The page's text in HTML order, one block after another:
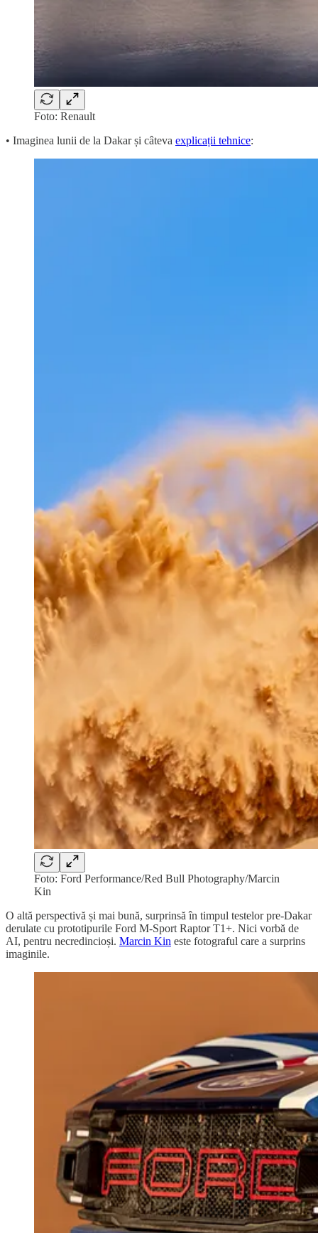
Foto: Renault
• Imaginea lunii de la Dakar și câteva explicații tehnice:
Foto: Ford Performance/Red Bull Photography/Marcin
Kin
O altă perspectivă și mai bună, surprinsă în timpul testelor pre-Dakar
derulate cu prototipurile Ford M-Sport Raptor T1+. Nici vorbă de
AI, pentru necredincioși. Marcin Kin este fotograful care a surprins
imaginile.